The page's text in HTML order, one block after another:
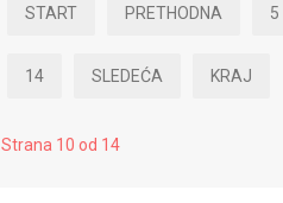
START PRETHODNA 5
14 SLEDEĆA KRAJ
Strana 10 od 14